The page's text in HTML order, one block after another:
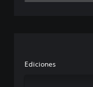
Ediciones